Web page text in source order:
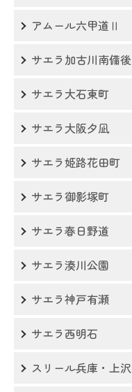
アムール六甲道Ⅱ
サエラ加古川南備後
サエラ大石東町
サエラ大阪夕凪
サエラ姫路花田町
サエラ御影塚町
サエラ春日野道
サエラ湊川公園
サエラ神戸有瀬
サエラ西明石
スリール兵庫・上沢